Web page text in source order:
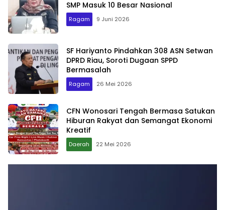
SMP Masuk 10 Besar Nasional
Ragam 9 Juni 2026
SF Hariyanto Pindahkan 308 ASN Setwan
DPRD Riau, Soroti Dugaan SPPD
Bermasalah
Ragam 26 Mei 2026
CFN Wonosari Tengah Bermasa Satukan
Hiburan Rakyat dan Semangat Ekonomi
Kreatif
Daerah 22 Mei 2026